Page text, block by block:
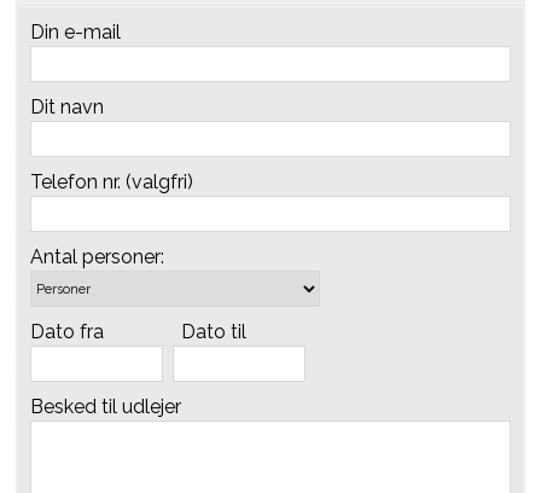
Din e-mail
Dit navn
Telefon nr. (valgfri)
Antal personer:
Dato fra Dato til
Besked til udlejer